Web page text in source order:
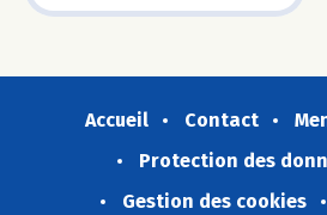
Accueil Contact
Protection des
Gestion des cookies